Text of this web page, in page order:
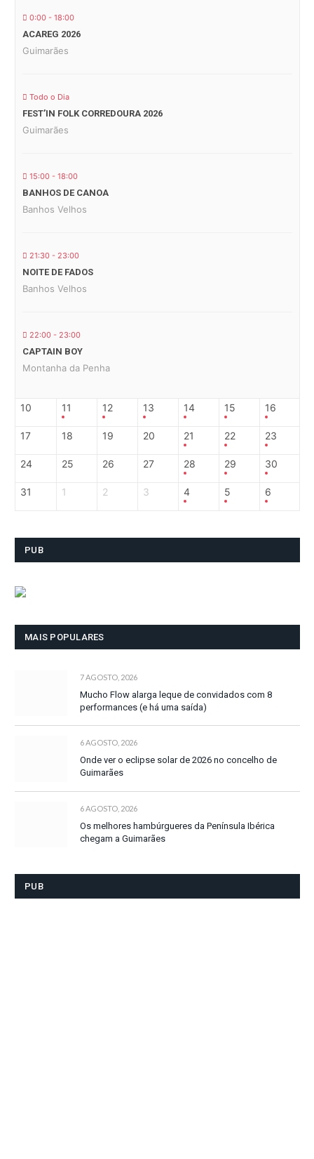
0:00 - 18:00
ACAREG 2026
Guimarães
Todo o Dia
FEST’IN FOLK CORREDOURA 2026
Guimarães
15:00 - 18:00
BANHOS DE CANOA
Banhos Velhos
21:30 - 23:00
NOITE DE FADOS
Banhos Velhos
22:00 - 23:00
CAPTAIN BOY
Montanha da Penha
10 11 12 13 14 15 16
17 18 19 20 21 22 23
24 25 26 27 28 29 30
31 1 2 3 4 5 6
PUB
MAIS POPULARES
7 AGOSTO, 2026
Mucho Flow alarga leque de convidados com 8
performances (e há uma saída)
6 AGOSTO, 2026
Onde ver o eclipse solar de 2026 no concelho de
Guimarães
6 AGOSTO, 2026
Os melhores hambúrgueres da Península Ibérica
chegam a Guimarães
PUB